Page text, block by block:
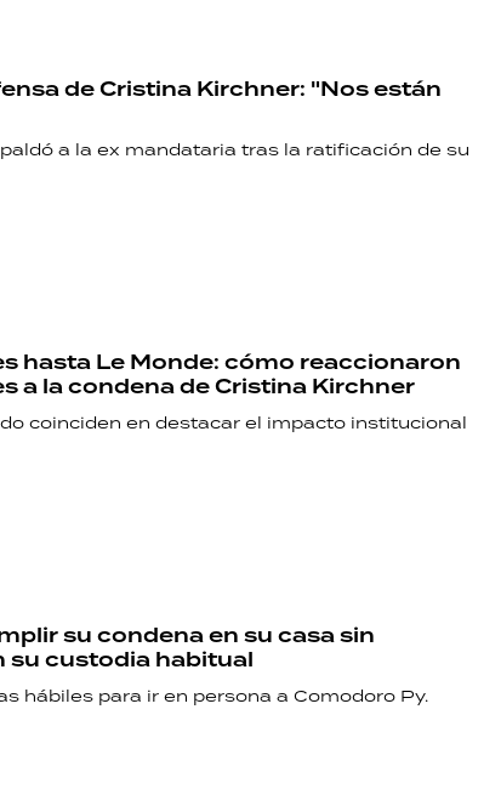
de Cristina Kirchner: "Nos están
a la ex mandataria tras la ratificación de su
hasta Le Monde: cómo reaccionaron
a la condena de Cristina Kirchner
coinciden en destacar el impacto institucional
su condena en su casa sin
su custodia habitual
hábiles para ir en persona a Comodoro Py.
RECETAS
Seguinos